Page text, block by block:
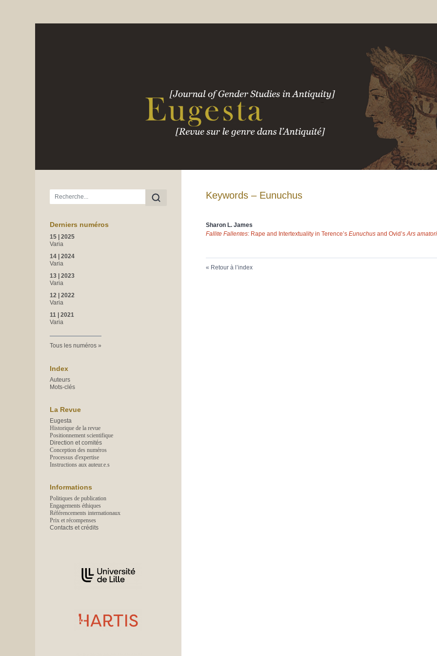
Menu principal
Derniers numéros
15 | 2025
Varia
14 | 2024
Varia
13 | 2023
Varia
12 | 2022
Varia
11 | 2021
Varia
Tous les numéros
Index
Auteurs
Mots-clés
La Revue
Eugesta
Historique de la revue
Positionnement scientifique
Direction et comités
Conception des numéros
Processus d'expertise
Instructions aux auteur.e.s
Informations
Politiques de publication
Engagements éthiques
Référencements internationaux
Prix et récompenses
Contacts et crédits
Keywords – Eunuchus
Sharon L. James
Fallite Fallentes: Rape and Intertextuality in Terence’s Eunuchus and Ovid’sArs
Retour à l’index